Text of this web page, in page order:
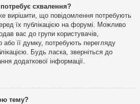
схвалення?
вирішити, що повідомлення потребують
їх публікацією на форумі. Можливо
вас до групи користувачів,
або її думку, потребують перегляду
Будь ласка, зверніться до
додаткової інформації.
тему?